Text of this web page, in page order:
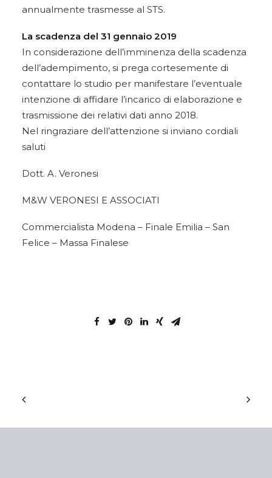
annualmente trasmesse al STS.
La scadenza del 31 gennaio 2019
In considerazione dell’imminenza della scadenza
dell’adempimento, si prega cortesemente di
contattare lo studio per manifestare l’eventuale
intenzione di affidare l’incarico di elaborazione e
trasmissione dei relativi dati anno 2018.
Nel ringraziare dell’attenzione si inviano cordiali
saluti
Dott. A. Veronesi
M&W VERONESI E ASSOCIATI
Commercialista Modena – Finale Emilia – San
Felice – Massa Finalese